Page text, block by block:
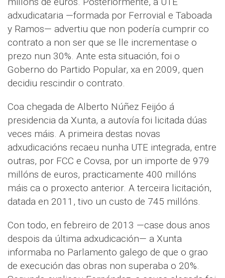
adxudicataria —formada por Ferrovial e Taboada
y Ramos— advertiu que non podería cumprir co
contrato a non ser que se lle incrementase o
prezo nun 30%. Ante esta situación, foi o
Goberno do Partido Popular, xa en 2009, quen
decidiu rescindir o contrato.
Coa chegada de Alberto Núñez Feijóo á
presidencia da Xunta, a autovía foi licitada dúas
veces máis. A primeira destas novas
adxudicacións recaeu nunha UTE integrada, entre
outras, por FCC e Covsa, por un importe de 979
millóns de euros, practicamente 400 millóns
máis ca o proxecto anterior. A terceira licitación,
datada en 2011, tivo un custo de 745 millóns.
Con todo, en febreiro de 2013 —case dous anos
despois da última adxudicación— a Xunta
informaba no Parlamento galego de que o grao
de execución das obras non superaba o 20%.